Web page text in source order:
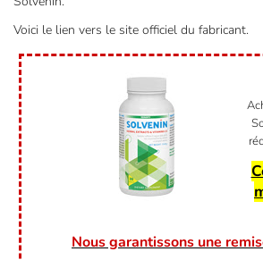
Voici le lien vers le site officiel du fabricant.
Nous garantissons une